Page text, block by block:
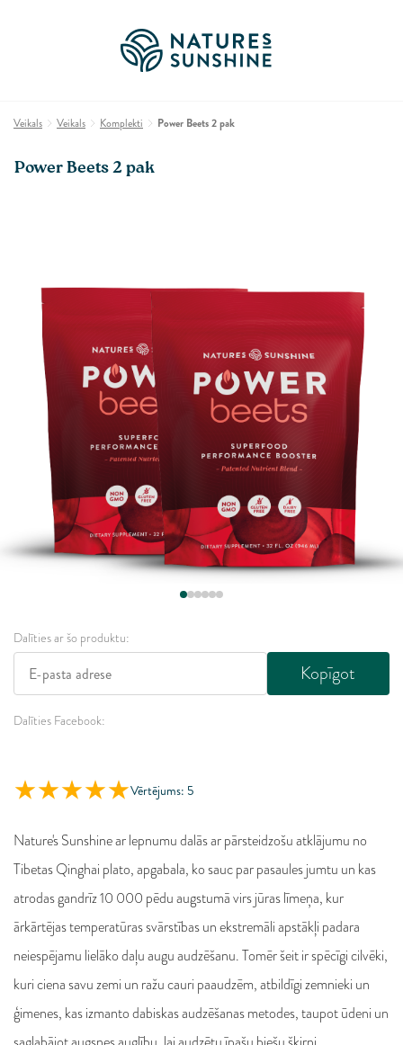
Veikals Veikals Komplekti Power Beets 2 pak
Power Beets 2 pak
Dalīties ar šo produktu:
Kopīgot
Dalīties Facebook:
Vērtējums: 5
Nature's Sunshine ar lepnumu dalās ar pārsteidzošu atklājumu no
Tibetas Qinghai plato, apgabala, ko sauc par pasaules jumtu un kas
atrodas gandrīz 10 000 pēdu augstumā virs jūras līmeņa, kur
ārkārtējas temperatūras svārstības un ekstremāli apstākļi padara
neiespējamu lielāko daļu augu audzēšanu. Tomēr šeit ir spēcīgi cilvēki,
kuri ciena savu zemi un ražu cauri paaudzēm, atbildīgi zemnieki un
ģimenes, kas izmanto dabiskas audzēšanas metodes, taupot ūdeni un